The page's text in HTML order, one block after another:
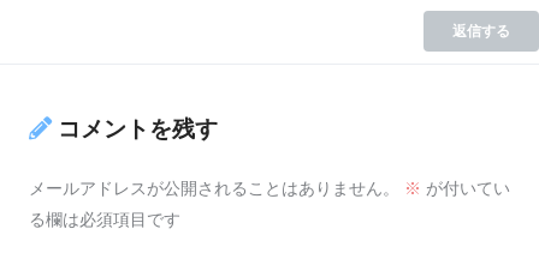
返信する
コメントを残す
メールアドレスが公開されることはありません。 ※ が付いてい
る欄は必須項目です